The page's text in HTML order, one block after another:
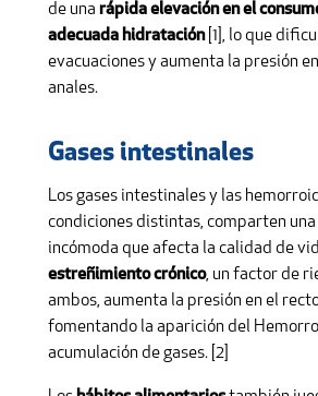
de una rápida elevación en el
adecuada hidratación[1], lo que
evacuaciones y aumenta la presión
anales.
Gases intestinales
Los gases intestinales y las
condiciones distintas, comparten una
incómoda que afecta la calidad de
estreñimiento crónico, un factor de
ambos, aumenta la presión en el
fomentando la aparición del
acumulación de gases. [2]